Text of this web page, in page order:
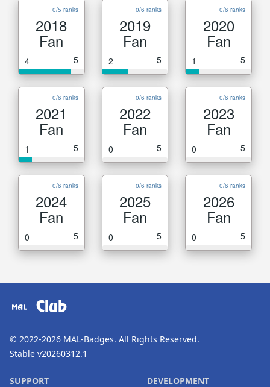
0/5 ranks
2018
Fan
4 5
0/6 ranks
2019
Fan
2 5
0/6 ranks
2020
Fan
1 5
0/6 ranks
2021
Fan
1 5
0/6 ranks
2022
Fan
0 5
0/6 ranks
2023
Fan
0 5
0/6 ranks
2024
Fan
0 5
0/6 ranks
2025
Fan
0 5
0/6 ranks
2026
Fan
0 5
Club
© 2022-2026 MAL-Badges. All Rights Reserved.
Stable v20260312.1
SUPPORT DEVELOPMENT